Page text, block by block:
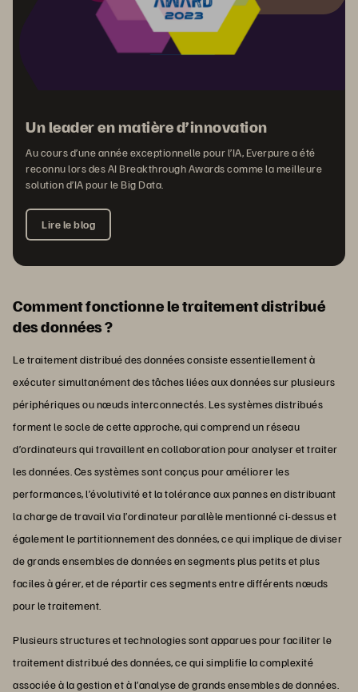
Un leader en matière d’innovation
Au cours d’une année exceptionnelle pour l’IA, Everpure a été
reconnu lors des AI Breakthrough Awards comme la meilleure
solution d’IA pour le Big Data.
Lire le blog
Comment fonctionne le traitement distribué
des données ?
Le traitement distribué des données consiste essentiellement à
exécuter simultanément des tâches liées aux données sur plusieurs
périphériques ou nœuds interconnectés. Les systèmes distribués
forment le socle de cette approche, qui comprend un réseau
d’ordinateurs qui travaillent en collaboration pour analyser et traiter
les données. Ces systèmes sont conçus pour améliorer les
performances, l’évolutivité et la tolérance aux pannes en distribuant
la charge de travail via l’ordinateur parallèle mentionné ci-dessus et
également le partitionnement des données, ce qui implique de diviser
de grands ensembles de données en segments plus petits et plus
faciles à gérer, et de répartir ces segments entre différents nœuds
pour le traitement.
Plusieurs structures et technologies sont apparues pour faciliter le
traitement distribué des données, ce qui simplifie la complexité
associée à la gestion et à l’analyse de grands ensembles de données.